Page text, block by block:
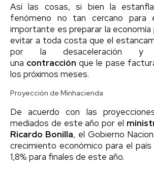
Así las cosas, si bien la
fenómeno no tan cercano para
importante es preparar la economía
evitar a toda costa que el
por la desaceleración y
una contracción que le pase
los próximos meses.
Proyección de Minhacienda
De acuerdo con las
mediados de este año por el
Ricardo Bonilla, el Gobierno
crecimiento económico para el país
1,8% para finales de este año.